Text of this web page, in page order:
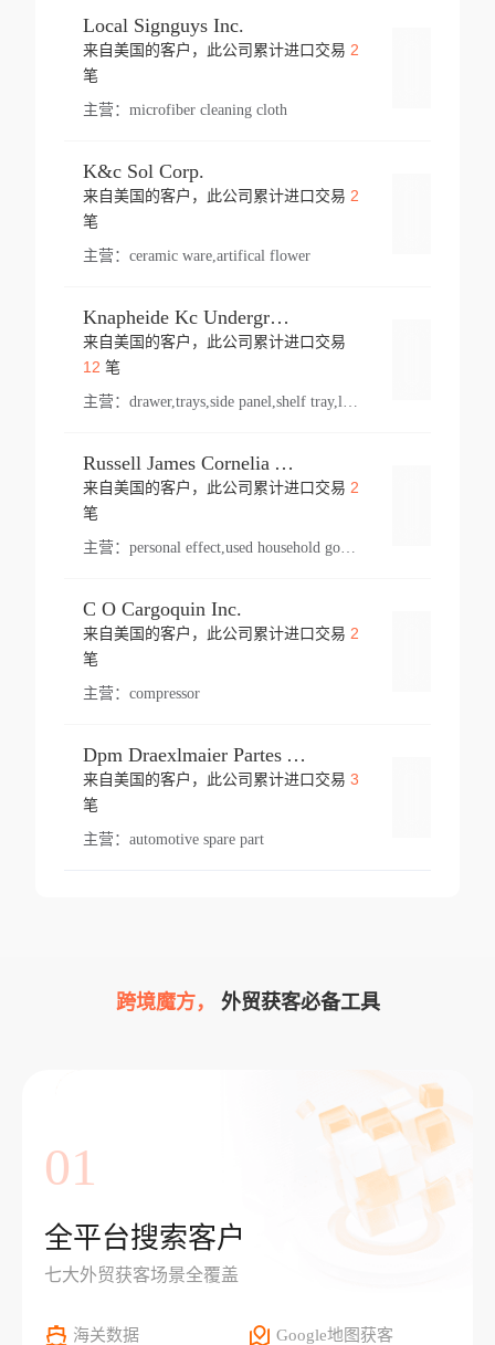
Local Signguys Inc.
来自美国的客户，此公司累计进口交易 2
笔
主营： microfiber cleaning cloth
K&c Sol Corp.
来自美国的客户，此公司累计进口交易 2
笔
主营： ceramic ware,artifical flower
Knapheide Kc Underground
来自美国的客户，此公司累计进口交易
12 笔
主营：
Russell James Cornelia Arlington Va
来自美国的客户，此公司累计进口交易 2
笔
主营： personal effect,used household goods
C O Cargoquin Inc.
来自美国的客户，此公司累计进口交易 2
笔
主营： compressor
Dpm Draexlmaier Partes Automotrices Corr Ind Huejotzingo
来自美国的客户，此公司累计进口交易 3
笔
主营： automotive spare part
跨境魔方， 外贸获客必备工具
01
全平台搜索客户
七大外贸获客场景全覆盖
海关数据 Google地图获客